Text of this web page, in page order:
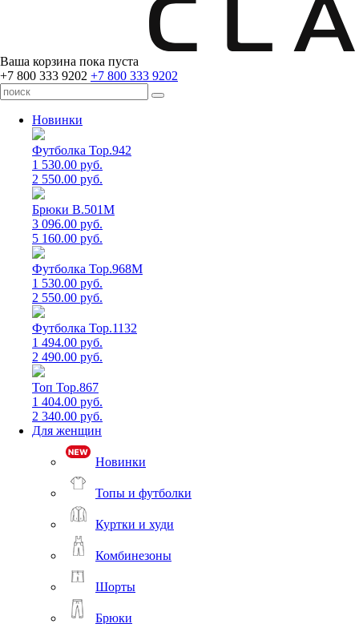
Ваша корзина пока пуста
+7 800 333 9202 +7 800 333 9202
Новинки
Футболка Top.942
1 530.00 руб.
2 550.00 руб.
Брюки B.501M
3 096.00 руб.
5 160.00 руб.
Футболка Top.968M
1 530.00 руб.
2 550.00 руб.
Футболка Top.1132
1 494.00 руб.
2 490.00 руб.
Топ Top.867
1 404.00 руб.
2 340.00 руб.
Для женщин
Новинки
Топы и футболки
Куртки и худи
Комбинезоны
Шорты
Брюки